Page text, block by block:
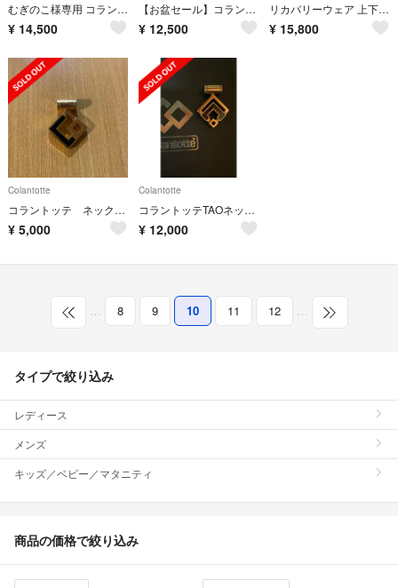
むぎのこ様専用 コラントッテ LUCE α 箱
¥ 14,500
【お盆セール】コラントッテ SPORTS PRO マグチタンネックレスSG160
¥ 12,500
リカバリーウェア 上下セット コラントッテ レスノ RESNO MAGNEリカバ
¥ 15,800
Colantotte
コラントッテ ネックレス トップのみ
¥ 5,000
Colantotte
コラントッテTAOネックレス
¥ 12,000
… 8 9 10 11 12 …
タイプで絞り込み
レディース
メンズ
キッズ／ベビー／マタニティ
商品の価格で絞り込み